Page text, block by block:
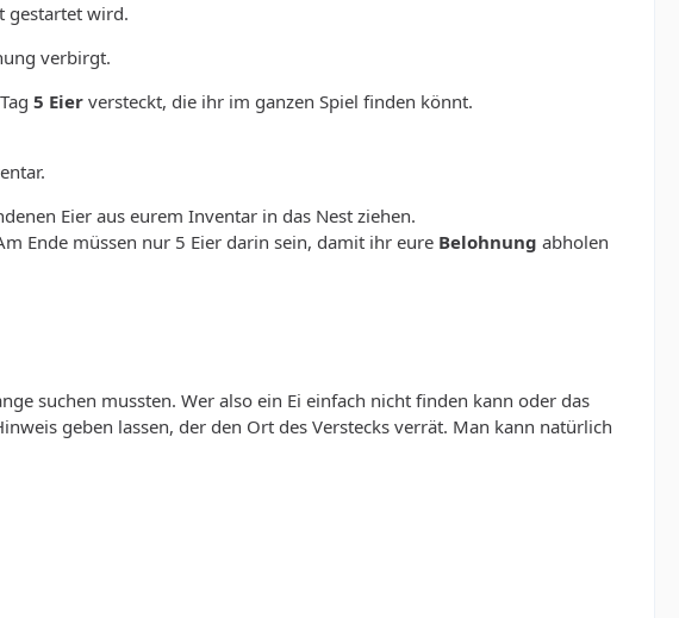
gestartet wird.
verbirgt.
5 Eier versteckt, die ihr im ganzen Spiel finden könnt.
Eier aus eurem Inventar in das Nest ziehen.
Ende müssen nur 5 Eier darin sein, damit ihr eure Belohnung abholen
suchen mussten. Wer also ein Ei einfach nicht finden kann oder das
geben lassen, der den Ort des Verstecks verrät. Man kann natürlich